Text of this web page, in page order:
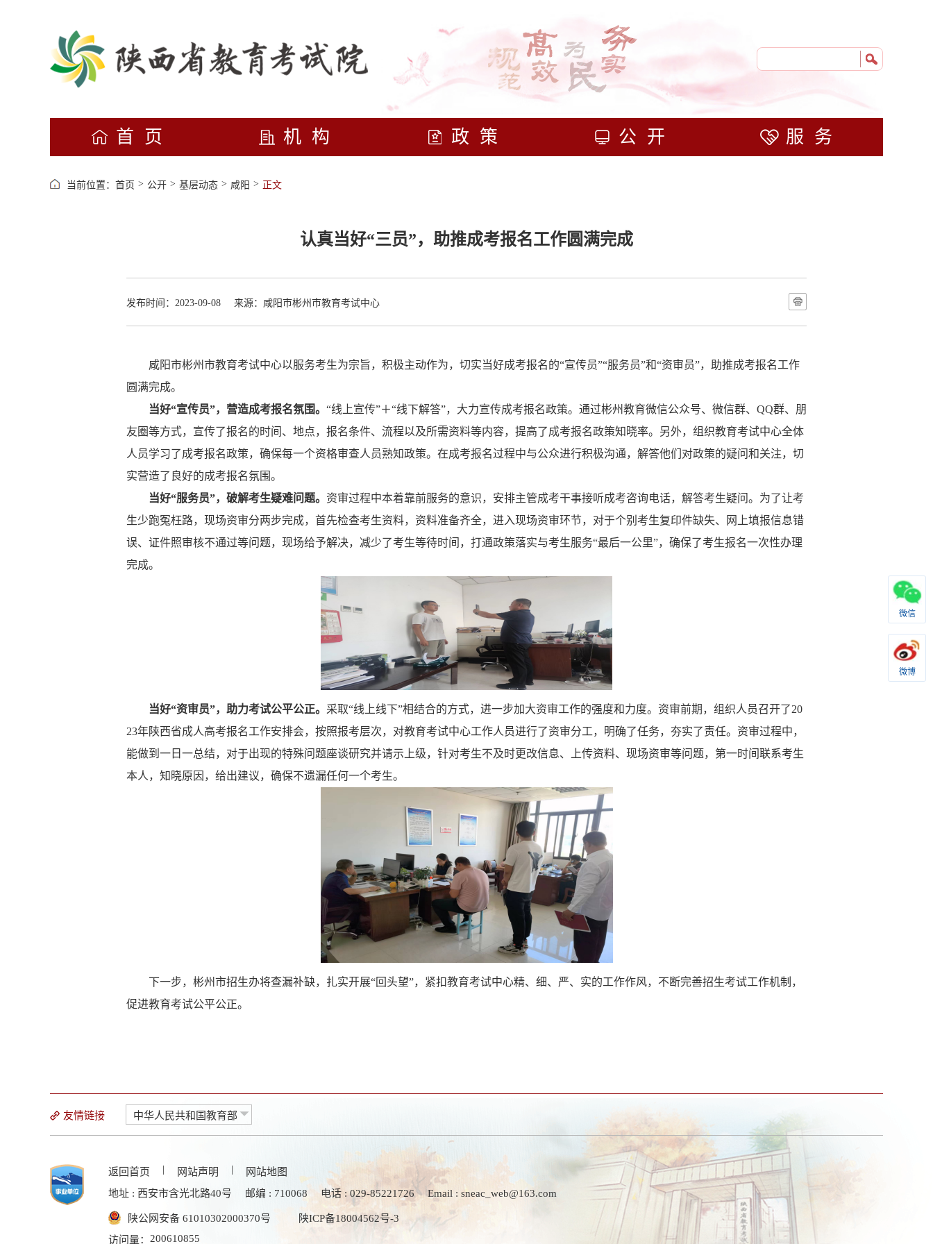
首页 机构 政策 公开 服务
当前位置： 首页 > 公开 > 基层动态 > 咸阳 > 正文
认真当好“三员”，助推成考报名工作圆满完成
发布时间：2023-09-08 来源：咸阳市彬州市教育考试中心
咸阳市彬州市教育考试中心以服务考生为宗旨，积极主动作为，切实当好成考报名的“宣传员”“服务员”和“资审员”，助推成考报名工作
圆满完成。
当好“宣传员”，营造成考报名氛围。 “线上宣传”＋“线下解答”，大力宣传成考报名政策。通过彬州教育微信公众号、微信群、QQ群、朋
友圈等方式，宣传了报名的时间、地点，报名条件、流程以及所需资料等内容，提高了成考报名政策知晓率。另外，组织教育考试中心全体
人员学习了成考报名政策，确保每一个资格审查人员熟知政策。在成考报名过程中与公众进行积极沟通，解答他们对政策的疑问和关注，切
实营造了良好的成考报名氛围。
当好“服务员”，破解考生疑难问题。 资审过程中本着靠前服务的意识，安排主管成考干事接听成考咨询电话，解答考生疑问。为了让考
生少跑冤枉路，现场资审分两步完成，首先检查考生资料，资料准备齐全，进入现场资审环节，对于个别考生复印件缺失、网上填报信息错
误、证件照审核不通过等问题，现场给予解决，减少了考生等待时间，打通政策落实与考生服务“最后一公里”，确保了考生报名一次性办理
完成。
当好“资审员”，助力考试公平公正。 采取“线上线下”相结合的方式，进一步加大资审工作的强度和力度。资审前期，组织人员召开了20
23年陕西省成人高考报名工作安排会，按照报考层次，对教育考试中心工作人员进行了资审分工，明确了任务，夯实了责任。资审过程中，
能做到一日一总结，对于出现的特殊问题座谈研究并请示上级，针对考生不及时更改信息、上传资料、现场资审等问题，第一时间联系考生
本人，知晓原因，给出建议，确保不遗漏任何一个考生。
下一步，彬州市招生办将查漏补缺，扎实开展“回头望”，紧扣教育考试中心精、细、严、实的工作作风，不断完善招生考试工作机制，
促进教育考试公平公正。
友情链接 中华人民共和国教育部
返回首页 | 网站声明 |
网站地图
地址 : 西安市含光北路40号
邮编 : 710068 电话 : 029-85221726 Email : sneac_web@163.com
陕公网安备 61010302000370号
陕ICP备18004562号-3
访问量： 200610855
微信
微博